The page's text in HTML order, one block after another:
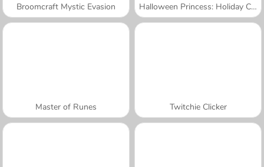
Broomcraft Mystic Evasion Halloween Princess: Holiday Castle
Master of Runes Twitchie Clicker